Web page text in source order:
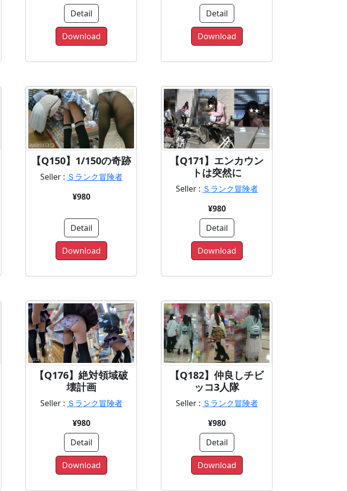
Detail
Download
Detail
Download
【Q150】1/150の奇跡
Seller : Ｓランク冒険者
¥980
Detail
Download
【Q171】エンカウン
トは突然に
Seller : Ｓランク冒険者
¥980
Detail
Download
【Q176】絶対領域破
壊計画
Seller : Ｓランク冒険者
¥980
Detail
Download
【Q182】仲良しチビ
ッコ3人隊
Seller : Ｓランク冒険者
¥980
Detail
Download